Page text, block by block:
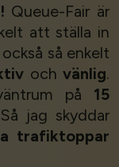
Queue-Fair är
att ställa in
så enkelt
och vänlig.
på 15
jag skyddar
trafiktoppar